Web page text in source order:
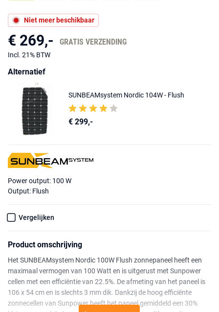
Niet meer beschikbaar
€ 269,- GRATIS VERZENDING
Incl. 21% BTW
Alternatief
SUNBEAMsystem Nordic 104W - Flush
€ 299,-
Power output: 100 W
Output: Flush
Vergelijken
Product omschrijving
Het SUNBEAMsystem Nordic 100W Flush zonnepaneel heeft een
maximaal vermogen van 100 Watt en is uitgerust met Sunpower
cellen met een efficiëntie van 22.5%. De afmeting van het paneel is
106 x 54 cm en is slechts 3 mm dik. Dankzij de hoog efficiënte
zonnecellen van Sunpower heeft het paneel gemiddeld een 30%